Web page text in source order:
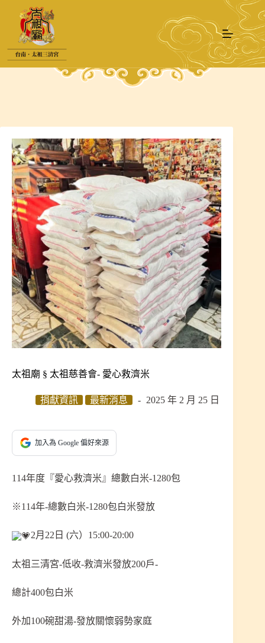
要
太祖廟 § 太祖慈善會- 愛心救濟米
捐獻資訊 最新消息 2025 年 2 月 25 日
加入為 Google 偏好來源
114年度『愛心救濟米』總數白米-1280包
※114年-總數白米-1280包白米發放
2月22日 (六）15:00-20:00
太祖三清宮-低收-救濟米發放200戶-
總計400包白米
外加100碗甜湯-發放關懷弱勢家庭